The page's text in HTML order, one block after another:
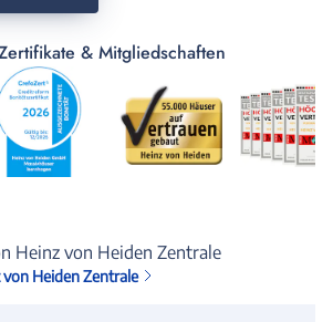
& Mitgliedschaften
Heinz von Heiden Zentrale
Heiden Zentrale